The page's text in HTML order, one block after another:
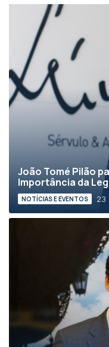
João Tomé Pilão
Importância da
NOTÍCIAS E EVENTOS 23